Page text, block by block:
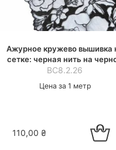
Ажурное кружево вышивка
сетке: черная нить на
сетке, шир.26 см
ВС8.2.26
Цена за 1 метр
110,00₴ Добавить
корзину